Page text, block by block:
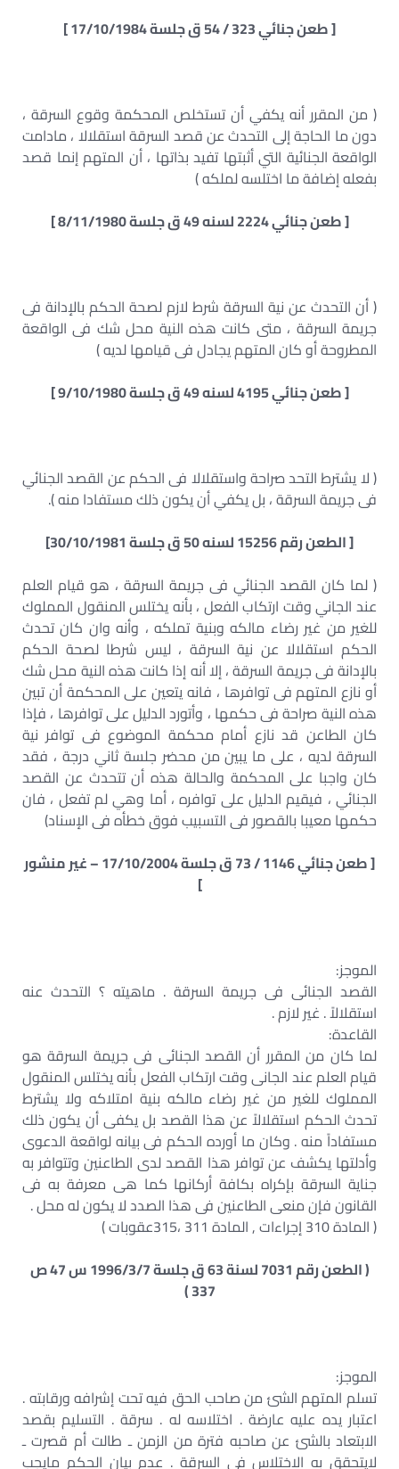
[ طعن جنائي 323 / 54 ق جلسة 17/10/1984 ]
( من المقرر أنه يكفي أن تستخلص المحكمة وقوع السرقة ،
دون ما الحاجة إلى التحدث عن قصد السرقة استقلالا ، مادامت
الواقعة الجنائية التي أثبتها تفيد بذاتها ، أن المتهم إنما قصد
بفعله إضافة ما اختلسه لملكه )
[ طعن جنائي 2224 لسنه 49 ق جلسة 8/11/1980 ]
( أن التحدث عن نية السرقة شرط لازم لصحة الحكم بالإدانة فى
جريمة السرقة ، متى كانت هذه النية محل شك فى الواقعة
المطروحة أو كان المتهم يجادل فى قيامها لديه )
[ طعن جنائي 4195 لسنه 49 ق جلسة 9/10/1980 ]
( لا يشترط التحد صراحة واستقلالا فى الحكم عن القصد الجنائي
فى جريمة السرقة ، بل يكفي أن يكون ذلك مستفادا منه ).
[ الطعن رقم 15256 لسنه 50 ق جلسة 30/10/1981]
( لما كان القصد الجنائي فى جريمة السرقة ، هو قيام العلم
عند الجاني وقت ارتكاب الفعل ، بأنه يختلس المنقول المملوك
للغير من غير رضاء مالكه وبنية تملكه ، وأنه وان كان تحدث
الحكم استقلالا عن نية السرقة ، ليس شرطا لصحة الحكم
بالإدانة فى جريمة السرقة ، إلا أنه إذا كانت هذه النية محل شك
أو نازع المتهم فى توافرها ، فانه يتعين على المحكمة أن تبين
هذه النية صراحة فى حكمها ، وأتورد الدليل على توافرها ، فإذا
كان الطاعن قد نازع أمام محكمة الموضوع فى توافر نية
السرقة لديه ، على ما يبين من محضر جلسة ثاني درجة ، فقد
كان واجبا على المحكمة والحالة هذه أن تتحدث عن القصد
الجنائي ، فيقيم الدليل على توافره ، أما وهي لم تفعل ، فان
حكمها معيبا بالقصور فى التسبيب فوق خطأه فى الإسناد)
[ طعن جنائي 1146 / 73 ق جلسة 17/10/2004 – غير منشور
]
الموجز:
القصد الجنائى فى جريمة السرقة . ماهيته ؟ التحدث عنه
استقلالاً . غير لازم .
القاعدة:
لما كان من المقرر أن القصد الجنائى فى جريمة السرقة هو
قيام العلم عند الجانى وقت ارتكاب الفعل بأنه يختلس المنقول
المملوك للغير من غير رضاء مالكه بنية امتلاكه ولا يشترط
تحدث الحكم استقلالاً عن هذا القصد بل يكفى أن يكون ذلك
مستفاداً منه . وكان ما أورده الحكم فى بيانه لواقعة الدعوى
وأدلتها يكشف عن توافر هذا القصد لدى الطاعنين وتتوافر به
جناية السرقة بإكراه بكافة أركانها كما هى معرفة به فى
القانون فإن منعى الطاعنين فى هذا الصدد لا يكون له محل .
( المادة 310 إجراءات , المادة 311 ،315عقوبات )
( الطعن رقم 7031 لسنة 63 ق جلسة 1996/3/7 س 47 ص
337 )
الموجز:
تسلم المتهم الشئ من صاحب الحق فيه تحت إشرافه ورقابته .
اعتبار يده عليه عارضة . اختلاسه له . سرقة . التسليم بقصد
الابتعاد بالشئ عن صاحبه فترة من الزمن ـ طالت أم قصرت ـ
لايتحقق به الاختلاس فى السرقة . عدم بيان الحكم مايجب